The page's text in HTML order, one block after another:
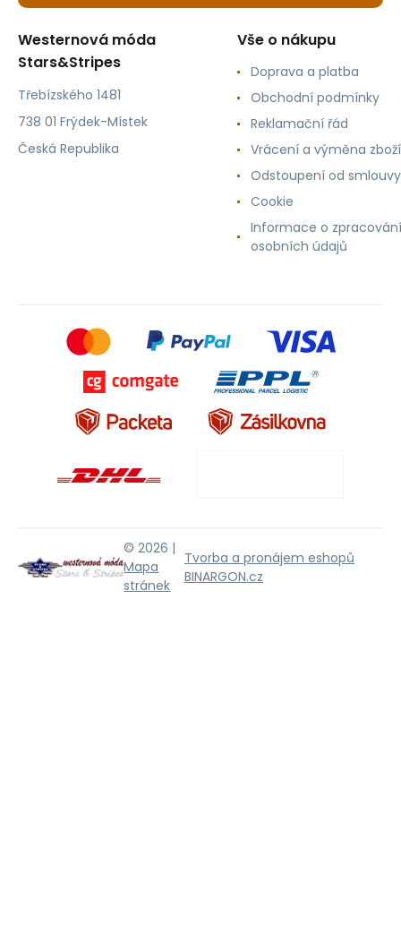
Westernová móda
Stars&Stripes
Třebízského 1481
738 01 Frýdek-Místek
Česká Republika
Vše o nákupu
Doprava a platba
Obchodní podmínky
Reklamační řád
Vrácení a výměna zboží
Odstoupení od smlouvy
Cookie
Informace o zpracování
osobních údajů
© 2026 |
Mapa
stránek
Tvorba a pronájem eshopů
BINARGON.cz